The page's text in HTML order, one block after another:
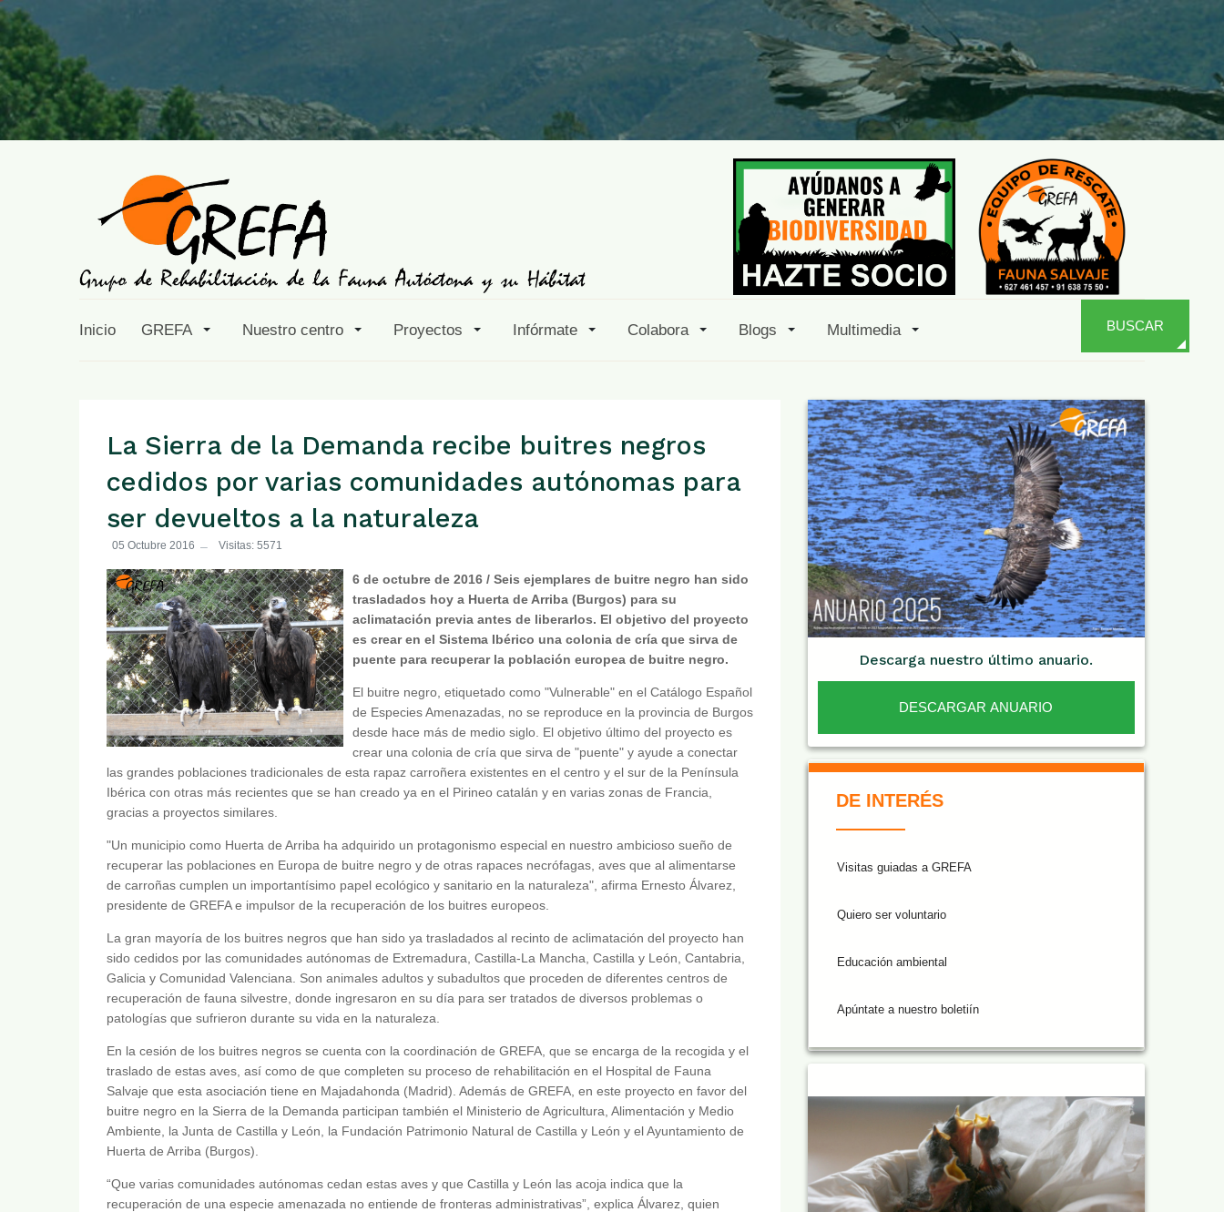
Inicio GREFA Nuestro centro Proyectos Infórmate Colabora Blogs Multimedia BUSCAR
La Sierra de la Demanda recibe buitres negros
cedidos por varias comunidades autónomas para
ser devueltos a la naturaleza
05 Octubre 2016 Visitas: 5571
6 de octubre de 2016 / Seis ejemplares de buitre negro han sido
trasladados hoy a Huerta de Arriba (Burgos) para su
aclimatación previa antes de liberarlos. El objetivo del proyecto
es crear en el Sistema Ibérico una colonia de cría que sirva de
puente para recuperar la población europea de buitre negro.
El buitre negro, etiquetado como "Vulnerable" en el Catálogo Español
de Especies Amenazadas, no se reproduce en la provincia de Burgos
desde hace más de medio siglo. El objetivo último del proyecto es
crear una colonia de cría que sirva de "puente" y ayude a conectar
las grandes poblaciones tradicionales de esta rapaz carroñera existentes en el centro y el sur de la Península
Ibérica con otras más recientes que se han creado ya en el Pirineo catalán y en varias zonas de Francia,
gracias a proyectos similares.
"Un municipio como Huerta de Arriba ha adquirido un protagonismo especial en nuestro ambicioso sueño de
recuperar las poblaciones en Europa de buitre negro y de otras rapaces necrófagas, aves que al alimentarse
de carroñas cumplen un importantísimo papel ecológico y sanitario en la naturaleza", afirma Ernesto Álvarez,
presidente de GREFA e impulsor de la recuperación de los buitres europeos.
La gran mayoría de los buitres negros que han sido ya trasladados al recinto de aclimatación del proyecto han
sido cedidos por las comunidades autónomas de Extremadura, Castilla-La Mancha, Castilla y León, Cantabria,
Galicia y Comunidad Valenciana. Son animales adultos y subadultos que proceden de diferentes centros de
recuperación de fauna silvestre, donde ingresaron en su día para ser tratados de diversos problemas o
patologías que sufrieron durante su vida en la naturaleza.
En la cesión de los buitres negros se cuenta con la coordinación de GREFA, que se encarga de la recogida y el
traslado de estas aves, así como de que completen su proceso de rehabilitación en el Hospital de Fauna
Salvaje que esta asociación tiene en Majadahonda (Madrid). Además de GREFA, en este proyecto en favor del
buitre negro en la Sierra de la Demanda participan también el Ministerio de Agricultura, Alimentación y Medio
Ambiente, la Junta de Castilla y León, la Fundación Patrimonio Natural de Castilla y León y el Ayuntamiento de
Huerta de Arriba (Burgos).
“Que varias comunidades autónomas cedan estas aves y que Castilla y León las acoja indica que la
recuperación de una especie amenazada no entiende de fronteras administrativas”, explica Álvarez, quien
Descarga nuestro último anuario.
DESCARGAR ANUARIO
DE INTERÉS
Visitas guiadas a GREFA
Quiero ser voluntario
Educación ambiental
Apúntate a nuestro boletiín